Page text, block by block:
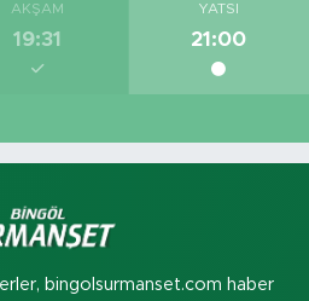
AKŞAM
19:31
YATSI
21:00
bingolsurmanset.com haber